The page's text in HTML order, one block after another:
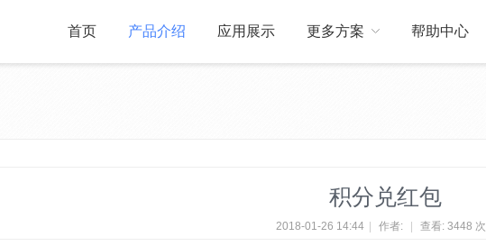
首页 产品介绍 应用展示 更多方案 帮助中心
积分兑红包
2018-01-26 14:44 作者: 查看: 3448 次